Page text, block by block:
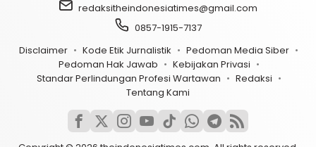
redaksitheindonesiatimes@gmail.com
0857-1915-7137
Disclaimer
Kode Etik Jurnalistik
Pedoman Media Siber
Pedoman Hak Jawab
Kebijakan Privasi
Standar Perlindungan Profesi Wartawan
Redaksi
Tentang Kami